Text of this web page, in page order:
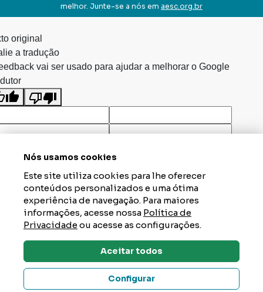
melhor. Junte-se a nós em aesc.org.br
Dúvidas? Tire Aqui
Nós usamos cookies
Este site utiliza cookies para lhe oferecer
conteúdos personalizados e uma ótima
experiência de navegação. Para maiores
informações, acesse nossa Política de
Privacidadeou acesse as configurações.
Aceitar todos
Configurar
original
a tradução
vai ser usado para ajudar a melhorar o Google